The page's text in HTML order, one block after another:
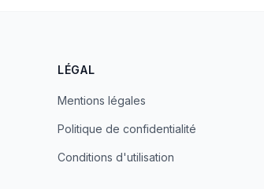
LÉGAL
Mentions légales
Politique de confidentialité
Conditions d'utilisation